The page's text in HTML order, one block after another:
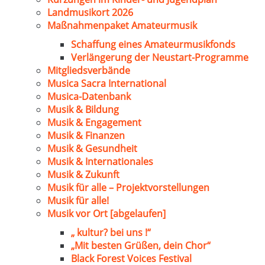
Landmusikort 2026
Maßnahmenpaket Amateurmusik
Schaffung eines Amateurmusikfonds
Verlängerung der Neustart-Programme
Mitgliedsverbände
Musica Sacra International
Musica-Datenbank
Musik & Bildung
Musik & Engagement
Musik & Finanzen
Musik & Gesundheit
Musik & Internationales
Musik & Zukunft
Musik für alle – Projektvorstellungen
Musik für alle!
Musik vor Ort [abgelaufen]
„ kultur? bei uns !“
„Mit besten Grüßen, dein Chor“
Black Forest Voices Festival